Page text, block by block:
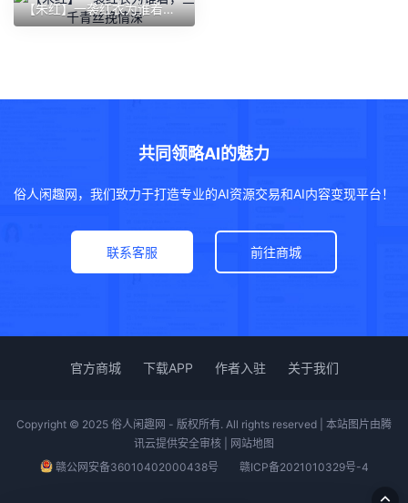
【朱红】一袭红衣为谁着，三千青丝挽情深
共同领略AI的魅力
俗人闲趣网，我们致力于打造专业的AI资源交易和AI内容变现平台！
联系客服 前往商城
官方商城 下载APP 作者入驻 关于我们
Copyright © 2025 俗人闲趣网 - 版权所有. All rights reserved | 本站图片由腾
讯云提供安全审核 |
网站地图
赣公网安备36010402000438号
赣ICP备2021010329号-4